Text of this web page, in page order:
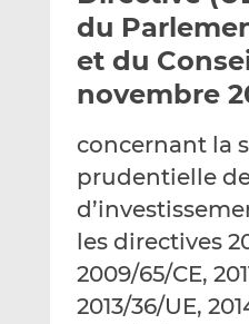
r
a
i
l
du
et du
novembre
concernant la
prudentielle
les directives
2009/65/CE,
2013/36/UE,